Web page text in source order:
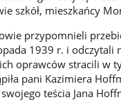
szkół, mieszkańcy
przypomnieli
1939 r. i odczytali
oprawców stracili w
pani Kazimiera
teścia Jana